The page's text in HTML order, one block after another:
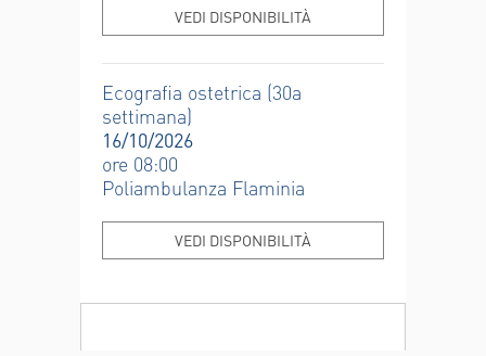
VEDI DISPONIBILITÀ
Ecografia ostetrica (30a
settimana)
16/10/2026
ore 08:00
Poliambulanza Flaminia
VEDI DISPONIBILITÀ